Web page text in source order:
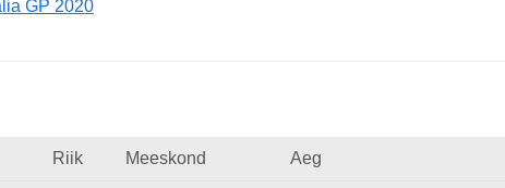
GP 2020
Riik Meeskond Aeg